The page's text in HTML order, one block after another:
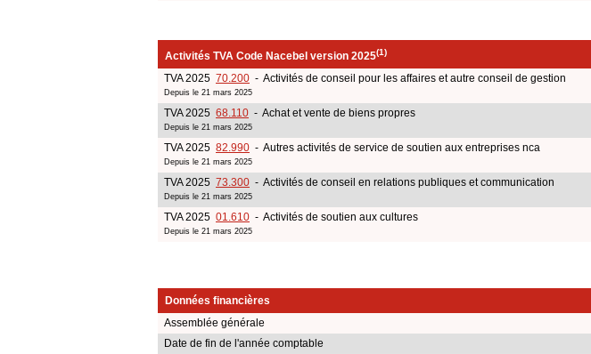
Activités TVA Code Nacebel version 2025(1)
TVA 2025 70.200 - Activités de conseil pour les affaires et autre conseil de gestion
Depuis le 21 mars 2025
TVA 2025 68.110 - Achat et vente de biens propres
Depuis le 21 mars 2025
TVA 2025 82.990 - Autres activités de service de soutien aux entreprises nca
Depuis le 21 mars 2025
TVA 2025 73.300 - Activités de conseil en relations publiques et communication
Depuis le 21 mars 2025
TVA 2025 01.610 - Activités de soutien aux cultures
Depuis le 21 mars 2025
Données financières
Assemblée générale
Date de fin de l'année comptable